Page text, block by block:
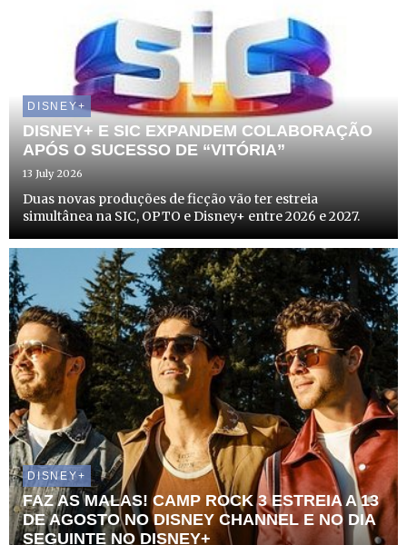
DISNEY+
DISNEY+ E SIC EXPANDEM COLABORAÇÃO
APÓS O SUCESSO DE “VITÓRIA”
13 July 2026
Duas novas produções de ficção vão ter estreia
simultânea na SIC, OPTO e Disney+ entre 2026 e 2027.
DISNEY+
FAZ AS MALAS! CAMP ROCK 3 ESTREIA A 13
DE AGOSTO NO DISNEY CHANNEL E NO DIA
SEGUINTE NO DISNEY+